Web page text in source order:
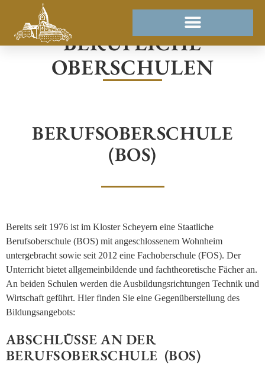
BERUFLICHE
OBERSCHULEN
BERUFSOBERSCHULE
(BOS)
Bereits seit 1976 ist im Kloster Scheyern eine Staatliche
Berufsoberschule (BOS) mit ange­schlossenem Wohnheim
untergebracht sowie seit 2012 eine Fachoberschule (FOS). Der
Unterricht bietet allgemeinbildende und fachtheoretische Fächer an.
An beiden Schulen werden die Ausbildungsrichtungen Technik und
Wirtschaft geführt. Hier finden Sie eine Gegen­über­stellung des
Bildungsangebots:
ABSCHLÜSSE AN DER
BERUFSOBERSCHULE (BOS)